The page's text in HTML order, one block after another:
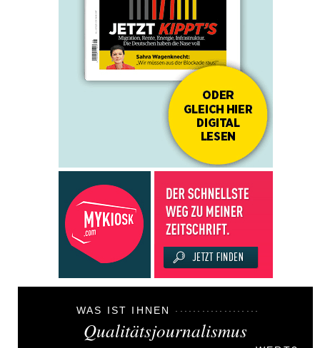
WAS IST IHNEN
Qualitätsjournalismus